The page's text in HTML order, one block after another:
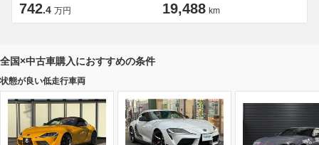
742.4 万円 19,488 km
全国×中古車購入におすすめの条件
状態が良い低走行車両